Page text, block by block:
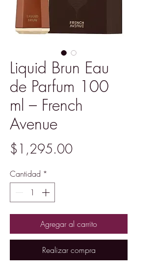
Liquid Brun Eau
de Parfum 100
ml – French
Avenue
$1,295.00Precio
Cantidad *
Agregar al carrito
Realizar compra